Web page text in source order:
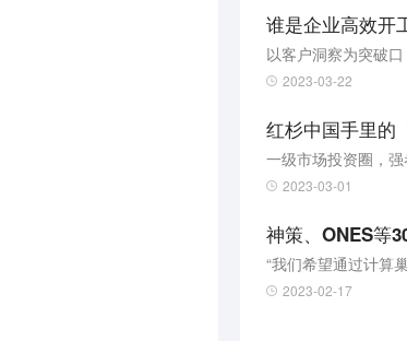
谁是企业高效开
以客户洞察为突破口
2023-03-22
红杉中国手里的
一级市场投资圈，强
2023-03-01
神策、ONES等
“我们希望通过计算
2023-02-17